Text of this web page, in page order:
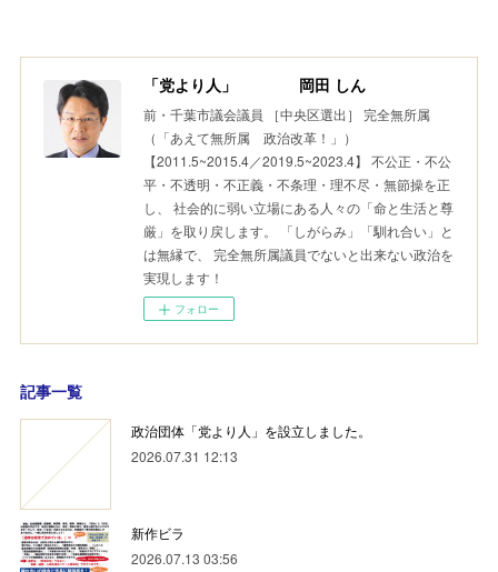
「党より人」 岡田 しん
前・千葉市議会議員 ［中央区選出］ 完全無所属
（「あえて無所属 政治改革！」）
【2011.5~2015.4／2019.5~2023.4】 不公正・不公
平・不透明・不正義・不条理・理不尽・無節操を正
し、 社会的に弱い立場にある人々の「命と生活と尊
厳」を取り戻します。 「しがらみ」「馴れ合い」と
は無縁で、 完全無所属議員でないと出来ない政治を
実現します！
フォロー
記事一覧
政治団体「党より人」を設立しました。
2026.07.31 12:13
新作ビラ
2026.07.13 03:56